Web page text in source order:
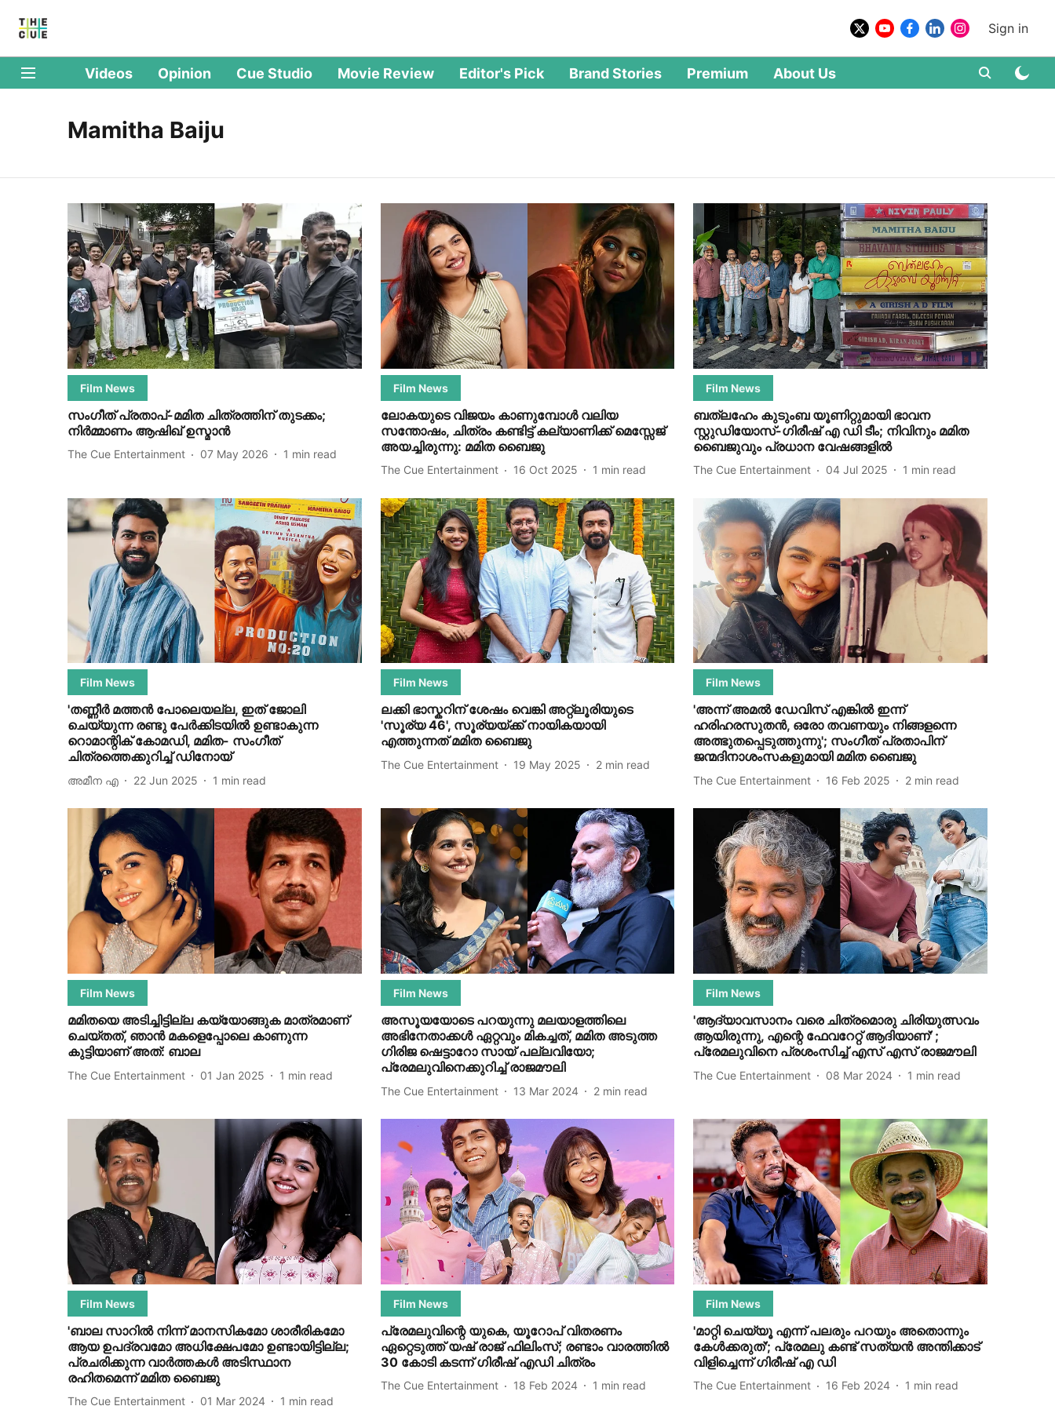
Sign in
Videos Opinion Cue Studio Movie Review Editor's Pick Brand Stories Premium About Us
Mamitha Baiju
Film News
സംഗീത് പ്രതാപ്-മമിത ചിത്രത്തിന് തുടക്കം;
നിർമ്മാണം ആഷിഖ് ഉസ്മാൻ
The Cue Entertainment 07 May 2026 1 min read
Film News
ലോകയുടെ വിജയം കാണുമ്പോൾ വലിയ
സന്തോഷം, ചിത്രം കണ്ടിട്ട് കല്യാണിക്ക് മെസ്സേജ്
അയച്ചിരുന്നു: മമിത ബൈജു
The Cue Entertainment 16 Oct 2025 1 min read
Film News
ബത്‌ലഹേം കുടുംബ യൂണിറ്റുമായി ഭാവന
സ്റ്റുഡിയോസ്-ഗിരീഷ് എ ഡി ടീം; നിവിനും മമിത
ബൈജുവും പ്രധാന വേഷങ്ങളിൽ
The Cue Entertainment 04 Jul 2025 1 min read
Film News
'തണ്ണീർ മത്തൻ പോലെയല്ല, ഇത് ജോലി
ചെയ്യുന്ന രണ്ടു പേർക്കിടയിൽ ഉണ്ടാകുന്ന
റൊമാന്റിക് കോമഡി, മമിത- സംഗീത്
ചിത്രത്തെക്കുറിച്ച് ഡിനോയ്
അമീന എ 22 Jun 2025 1 min read
Film News
ലക്കി ഭാസ്കറിന് ശേഷം വെങ്കി അറ്റ്ലൂരിയുടെ
'സൂര്യ 46', സൂര്യയ്ക്ക് നായികയായി
എത്തുന്നത് മമിത ബൈജു
The Cue Entertainment 19 May 2025 2 min read
Film News
'അന്ന് അമൽ ഡേവിസ് എങ്കിൽ ഇന്ന്
ഹരിഹരസുതൻ, ഒരോ തവണയും നിങ്ങളന്നെ
അത്ഭുതപ്പെടുത്തുന്നു'; സം​ഗീത് പ്രതാപിന്
ജന്മദിനാശംസകളുമായി മമിത ബൈജു
The Cue Entertainment 16 Feb 2025 2 min read
Film News
മമിതയെ അടിച്ചിട്ടില്ല കയ്യോങ്ങുക മാത്രമാണ്
ചെയ്തത്, ഞാൻ മകളെപ്പോലെ കാണുന്ന
കുട്ടിയാണ് അത്: ബാല
The Cue Entertainment 01 Jan 2025 1 min read
Film News
അസൂയയോടെ പറയുന്നു മലയാളത്തിലെ
അഭിനേതാക്കൾ ഏറ്റവും മികച്ചത്, മമിത അടുത്ത ​
ഗിരിജ ഷെട്ടാറോ സായ് പല്ലവിയോ;
പ്രേമലുവിനെക്കുറിച്ച് രാജമൗലി
The Cue Entertainment 13 Mar 2024 2 min read
Film News
'ആദ്യാവസാനം വരെ ചിത്രമൊരു ചിരിയുത്സവം
ആയിരുന്നു, എന്റെ ഫേവറേറ്റ് ആദിയാണ്' ;
പ്രേമലുവിനെ പ്രശംസിച്ച് എസ് എസ് രാജമൗലി
The Cue Entertainment 08 Mar 2024 1 min read
Film News
'ബാല സാറിൽ നിന്ന് മാനസികമോ ശാരീരികമോ
ആയ ഉപദ്രവമോ അധിക്ഷേപമോ ഉണ്ടായിട്ടില്ല;
പ്രചരിക്കുന്ന വാർത്തകൾ അടിസ്ഥാന
രഹിതമെന്ന് മമിത ബെെജു
The Cue Entertainment 01 Mar 2024 1 min read
Film News
പ്രേമലുവിന്റെ യുകെ, യൂറോപ് വിതരണം
ഏറ്റെടുത്ത് യഷ് രാജ് ഫിലിംസ്; രണ്ടാം വാരത്തിൽ
30 കോടി കടന്ന് ​ഗിരീഷ് എഡി ചിത്രം
The Cue Entertainment 18 Feb 2024 1 min read
Film News
'മാറ്റി ചെയ്യൂ എന്ന് പലരും പറയും അതൊന്നും
കേൾക്കരുത്'; പ്രേമലു കണ്ട് സത്യൻ അന്തിക്കാട്
വിളിച്ചെന്ന്​ ഗിരീഷ് എ ഡി
The Cue Entertainment 16 Feb 2024 1 min read